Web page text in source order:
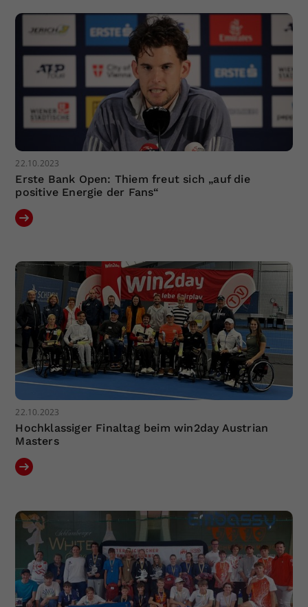
22.10.2023
Erste Bank Open: Thiem freut sich „auf die
positive Energie der Fans“
22.10.2023
Hochklassiger Finaltag beim win2day Austrian
Masters
Zweck
Dieser Wert speichert Ihre Consent-
Einstellungen. Unter anderem eine
zufällig generierte ID, für die
historische Speicherung Ihrer
vorgenommen Einstellungen, falls der
Webseiten-Betreiber dies eingestellt
hat.